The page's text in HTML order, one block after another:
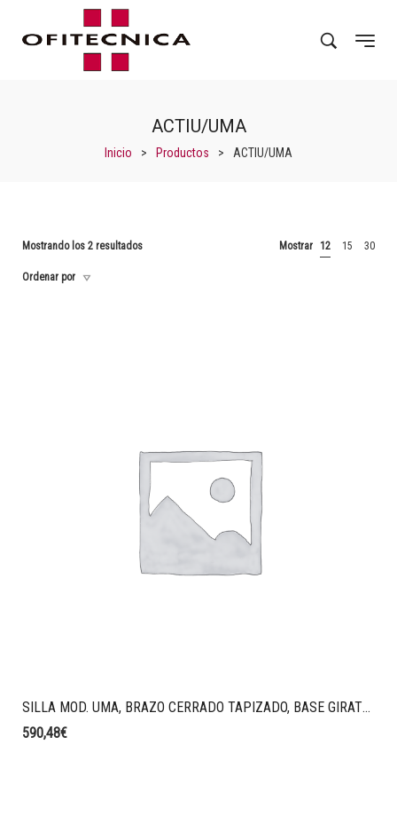
ACTIU/UMA
Inicio > Productos > ACTIU/UMA
Mostrando los 2 resultados Mostrar 12 15 30
Ordenar por
SILLA MOD. UMA, BRAZO CERRADO TAPIZADO, BASE GIRATORIA DE ALUMINI PULIDO, TAPIZ. VALENCIA COLOR MARRON.
590,48€